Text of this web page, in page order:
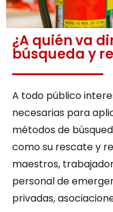
¿A quién va
búsqueda y
A todo público
necesarias para
métodos de
como su rescate y
maestros,
personal de
privadas,